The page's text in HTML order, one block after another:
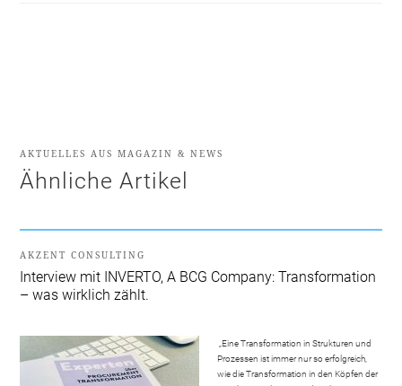
AKTUELLES AUS MAGAZIN & NEWS
Ähnliche Artikel
AKZENT CONSULTING
Interview mit INVERTO, A BCG Company: Transformation
– was wirklich zählt.
„Eine Transformation in Strukturen und
Prozessen ist immer nur so erfolgreich,
wie die Transformation in den Köpfen der